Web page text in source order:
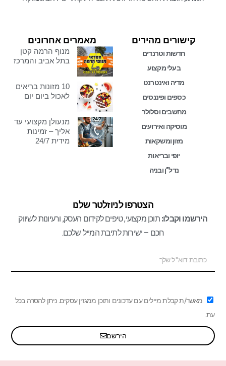
קישורים מהירים
חדשות וטרנדים
בעלי מקצוע
מדיה ואינטרנט
כספים ופיננסים
מחשבים וסלולר
מוסיקה ואירועים
מזון ומשקאות
יופי ובריאות
נדל”ן ובניה
מאמרים אחרונים
מנוף הרמה קטן
בתל אביב והמרכז
10 מזונות בריאים
לאכול ביום יום
מנעולן מקצועי עד
אליך – זמינות
מידית 24/7
הצטרפו לניוזלטר שלנו
הירשמו וקבלו: תוכן מקצועי, טיפים לקידום העסק, ורעיונות לשיווק
חכם – ישירות לתיבת המייל שלכם.
מאשר/ת קבלת מיילים עם עדכונים ותוכן ממגזין עסקים. ניתן להסרה בכל
עת.
הירשם